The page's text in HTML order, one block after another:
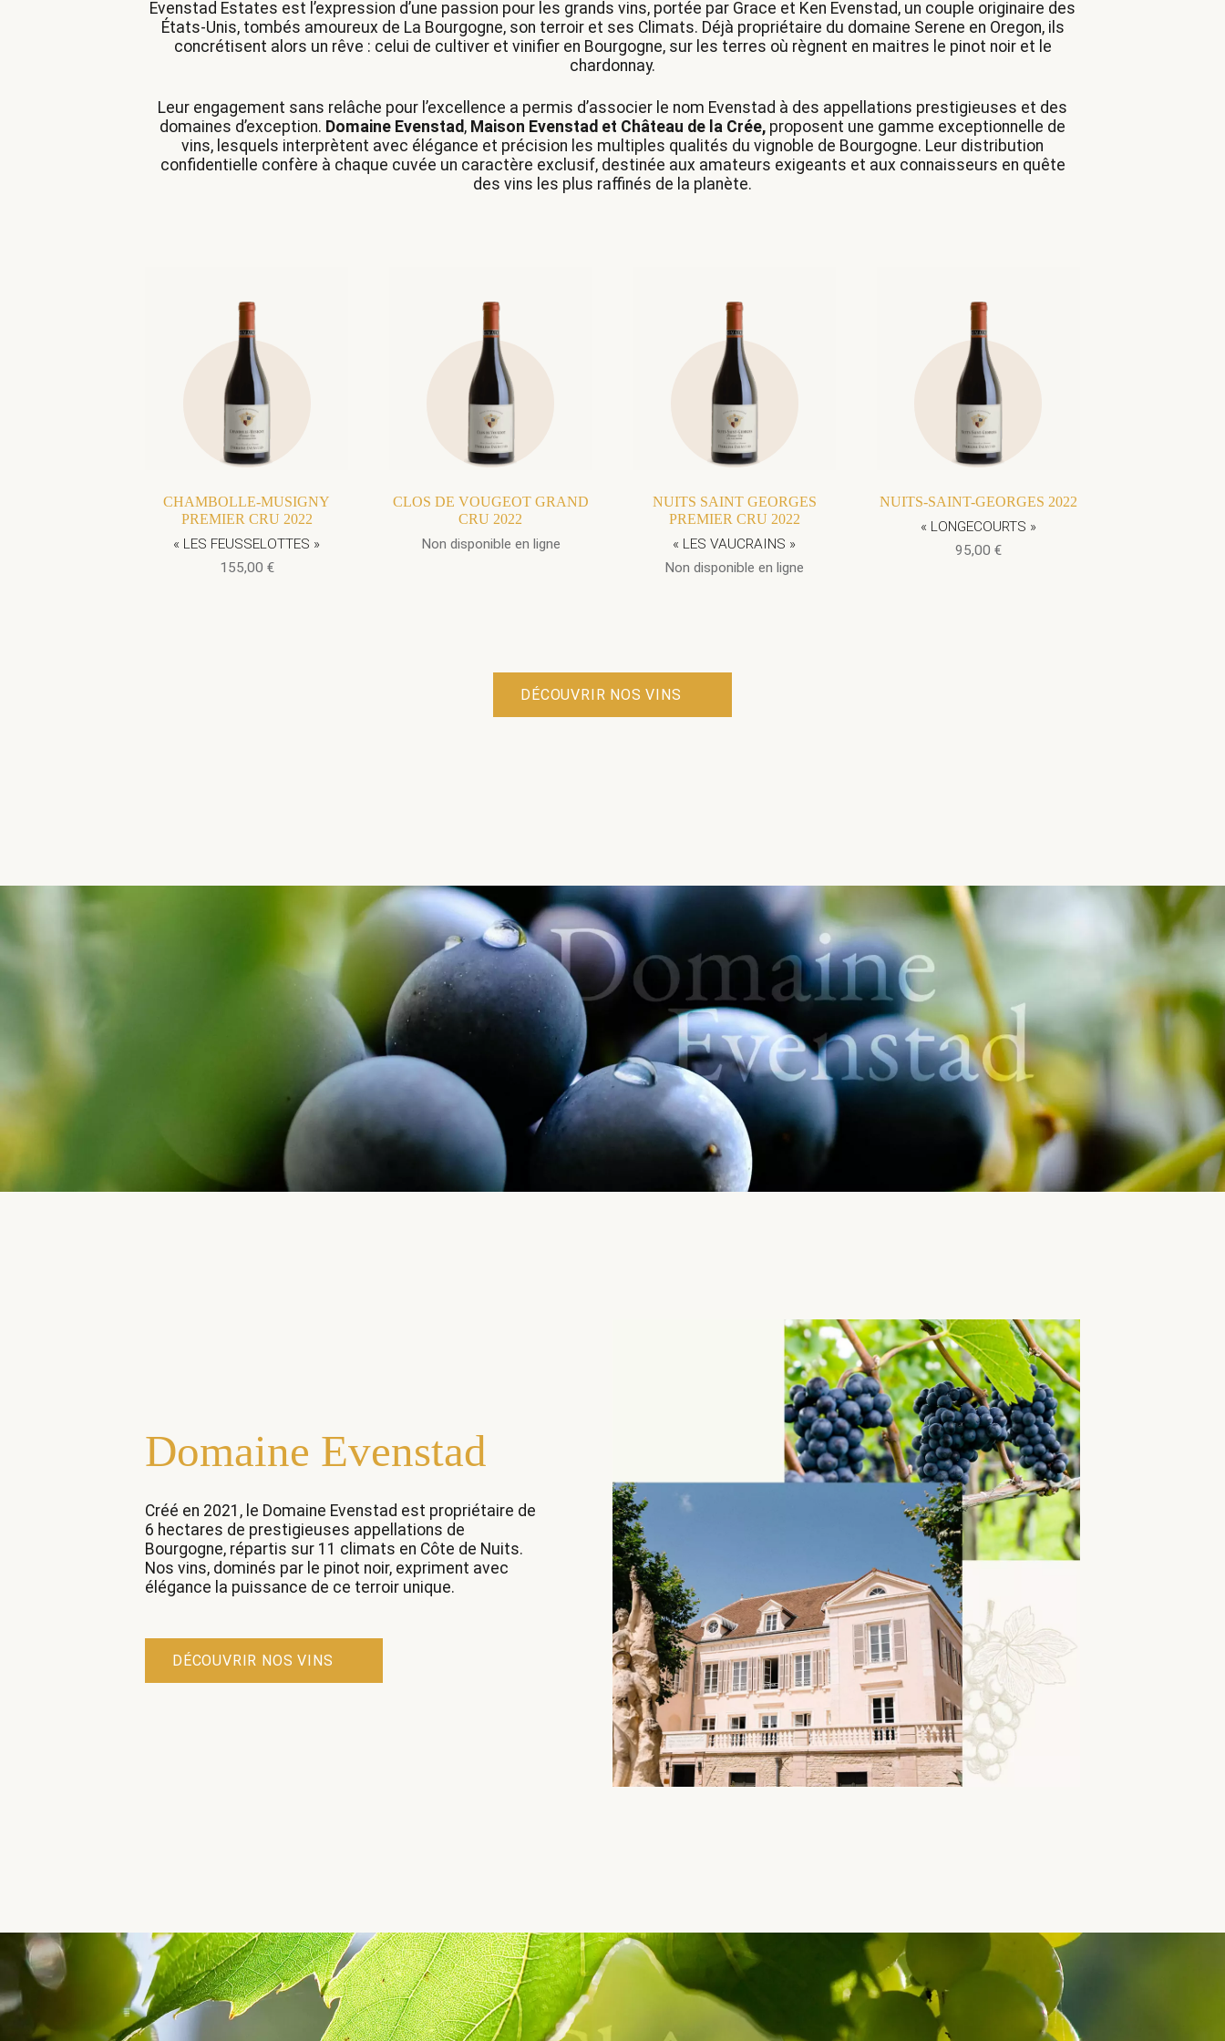
Evenstad Estates est l’expression d’une passion pour les grands vins, portée par Grace et Ken Evenstad, un couple originaire des
États-Unis, tombés amoureux de La Bourgogne, son terroir et ses Climats. Déjà propriétaire du domaine Serene en Oregon, ils
concrétisent alors un rêve : celui de cultiver et vinifier en Bourgogne, sur les terres où règnent en maitres le pinot noir et le
chardonnay.
Leur engagement sans relâche pour l’excellence a permis d’associer le nom Evenstad à des appellations prestigieuses et des
domaines d’exception. Domaine Evenstad, Maison Evenstad et Château de la Crée, proposent une gamme exceptionnelle de
vins, lesquels interprètent avec élégance et précision les multiples qualités du vignoble de Bourgogne. Leur distribution
confidentielle confère à chaque cuvée un caractère exclusif, destinée aux amateurs exigeants et aux connaisseurs en quête
des vins les plus raffinés de la planète.
CHAMBOLLE-MUSIGNY
PREMIER CRU 2022
« LES FEUSSELOTTES »
155,00 €
CLOS DE VOUGEOT GRAND
CRU 2022
Non disponible en ligne
NUITS SAINT GEORGES
PREMIER CRU 2022
« LES VAUCRAINS »
Non disponible en ligne
NUITS-SAINT-GEORGES 2022
« LONGECOURTS »
95,00 €
DÉCOUVRIR NOS VINS
Domaine Evenstad
Créé en 2021, le Domaine Evenstad est propriétaire de
6 hectares de prestigieuses appellations de
Bourgogne, répartis sur 11 climats en Côte de Nuits.
Nos vins, dominés par le pinot noir, expriment avec
élégance la puissance de ce terroir unique.
DÉCOUVRIR NOS VINS